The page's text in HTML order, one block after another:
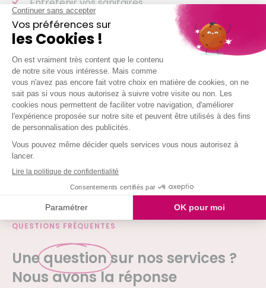
Entretenir vos sanitaires
Nettoyer vos vitres
Laver votre vaisselle
Et même arroser vos plantes !
Nous intervenons chez vous à partir de 2h
simultanées
QUESTIONS FRÉQUENTES
Une question sur nos services ?
Nous avons la réponse